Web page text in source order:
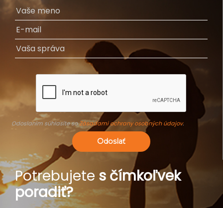
Odoslaním súhlasíte soZásadami ochrany osobných údajov.
Odoslať
Potrebujete s čímkoľvek
poradiť?